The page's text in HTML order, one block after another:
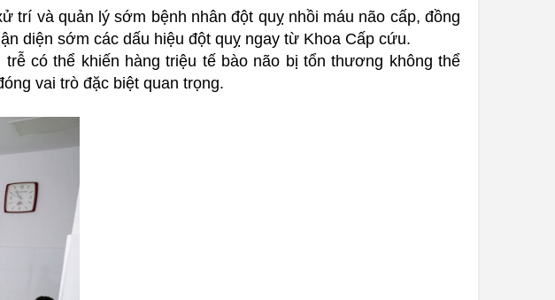
trí và quản lý sớm bệnh nhân đột quỵ nhồi máu não cấp, đồng
diện sớm các dấu hiệu đột quỵ ngay từ Khoa Cấp cứu.
có thể khiến hàng triệu tế bào não bị tổn thương không thể
vai trò đặc biệt quan trọng.